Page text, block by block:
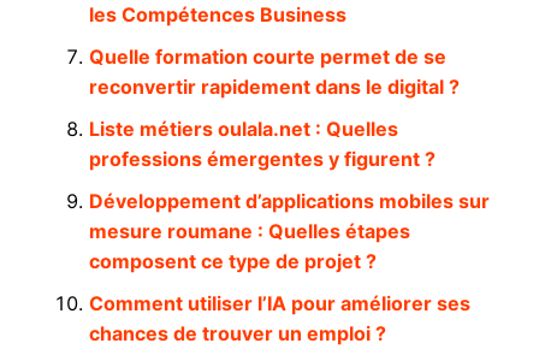
les Compétences Business
Quelle formation courte permet de se
reconvertir rapidement dans le digital ?
Liste métiers oulala.net : Quelles
professions émergentes y figurent ?
Développement d’applications mobiles sur
mesure roumane : Quelles étapes
composent ce type de projet ?
Comment utiliser l’IA pour améliorer ses
chances de trouver un emploi ?